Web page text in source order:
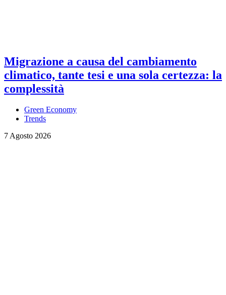
Migrazione a causa del cambiamento
climatico, tante tesi e una sola certezza: la
complessità
Green Economy
Trends
7 Agosto 2026